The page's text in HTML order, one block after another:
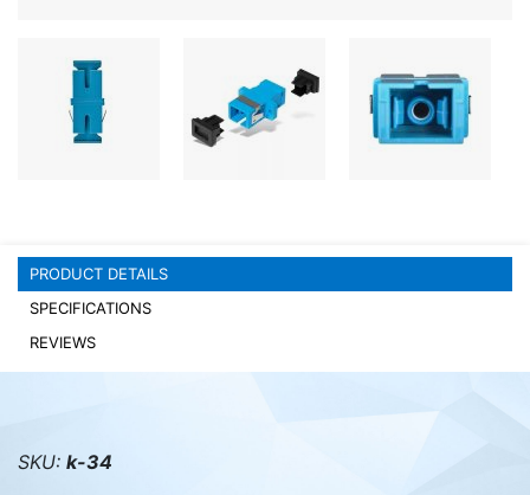
PC components
PRODUCT DETAILS
SPECIFICATIONS
REVIEWS
SKU: k-34